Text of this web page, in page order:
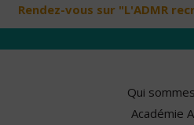
Rendez-vous sur "L'ADMR
Qui
Académie